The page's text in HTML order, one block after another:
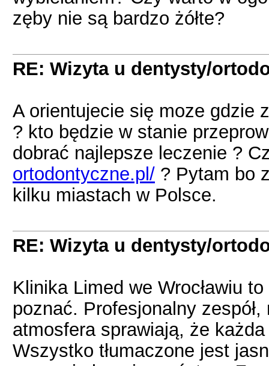
zęby nie są bardzo żółte?
RE: Wizyta u dentysty/
A orientujecie się moze gdzie
? kto będzie w stanie
dobrać najlepsze leczenie ?
ortodontyczne.pl/ ? Pytam bo
kilku miastach w Polsce.
RE: Wizyta u dentysty/
Klinika Limed we Wrocławiu
poznać. Profesjonalny
atmosfera sprawiają, że
Wszystko tłumaczone jest